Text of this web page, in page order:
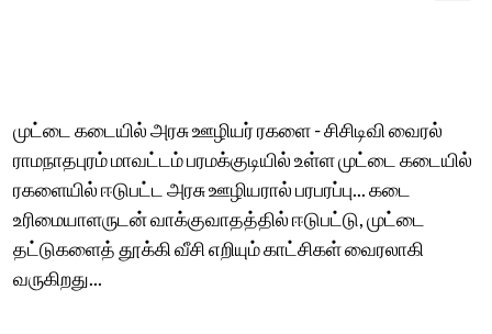
முட்டை கடையில் அரசு ஊழியர் ரகளை - சிசிடிவி வைரல்
ராமநாதபுரம் மாவட்டம் பரமக்குடியில் உள்ள முட்டை கடையில்
ரகளையில் ஈடுபட்ட அரசு ஊழியரால் பரபரப்பு... கடை
உரிமையாளருடன் வாக்குவாதத்தில் ஈடுபட்டு, முட்டை
தட்டுகளைத் தூக்கி வீசி எறியும் காட்சிகள் வைரலாகி
வருகிறது...